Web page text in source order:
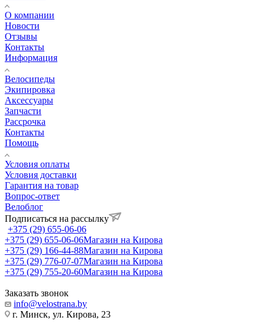
О компании
Новости
Отзывы
Контакты
Информация
Велосипеды
Экипировка
Аксессуары
Запчасти
Рассрочка
Контакты
Помощь
Условия оплаты
Условия доставки
Гарантия на товар
Вопрос-ответ
Велоблог
Подписаться на рассылку
+375 (29) 655-06-06
+375 (29) 655-06-06Магазин на Кирова
+375 (29) 166-44-88Магазин на Кирова
+375 (29) 776-07-07Магазин на Кирова
+375 (29) 755-20-60Магазин на Кирова
Заказать звонок
info@velostrana.by
г. Минск, ул. Кирова, 23